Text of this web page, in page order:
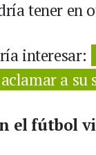
tener en
interesar:
a
el fútbol